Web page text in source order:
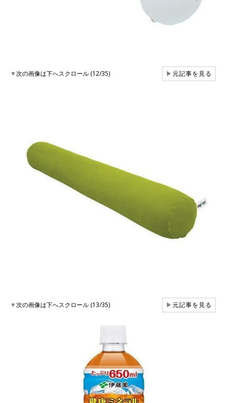
▼次の画像は下へスクロール (12/35) ▶元記事を見る
▼次の画像は下へスクロール (13/35) ▶元記事を見る